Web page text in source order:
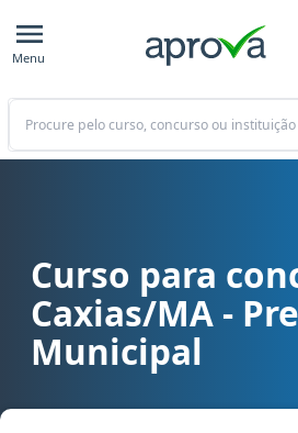
Menu
Buscar
Curso para concurso Caxias/MA -
Curso para
Caxias/MA -
Municipal